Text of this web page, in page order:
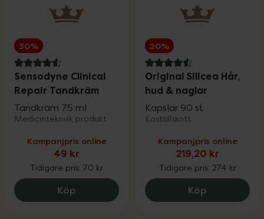
30%
4.6 av 5 i omdöme
Sensodyne Clinical
Repair Tandkräm
Tandkräm 75 ml
Medicinteknisk produkt
Kampanjpris online
49 kr
Tidigare pris: 70 kr
Köp Sensodyne Clinical Repair Tandkräm,
20%
4.6 av 5 i omdöme
Original Silicea Hår,
hud & naglar
Kapslar 90 st
Kosttillskott
Kampanjpris online
219,20 kr
Tidigare pris: 274 kr
Köp Original